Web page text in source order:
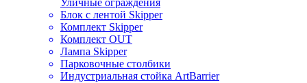
Уличные ограждения
Блок с лентой Skipper
Комплект Skipper
Комплект OUT
Лампа Skipper
Парковочные столбики
Индустриальная стойка ArtBarrier